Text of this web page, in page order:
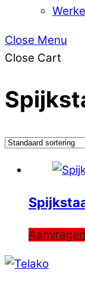
Close Menu
Close Cart
Aanvragen